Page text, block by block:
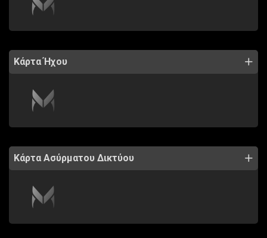
Κάρτα Ήχου
Κάρτα Ασύρματου Δικτύου